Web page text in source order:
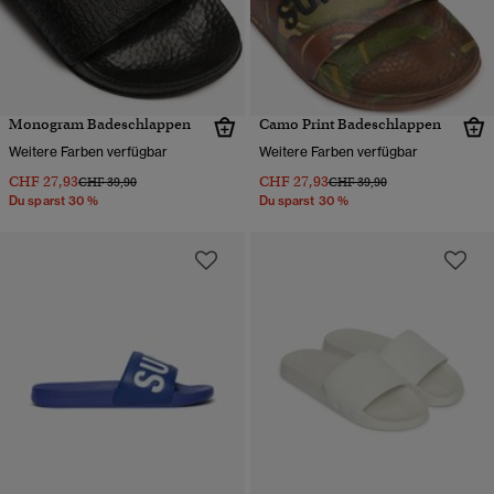
Monogram Badeschlappen
Weitere Farben verfügbar
CHF 27,93Preis wurde reduziert von
CHF 39,90bis
Du sparst 30 %
Camo Print Badeschlappen
Weitere Farben verfügbar
CHF 27,93Preis wurde reduziert von
CHF 39,90bis
Du sparst 30 %